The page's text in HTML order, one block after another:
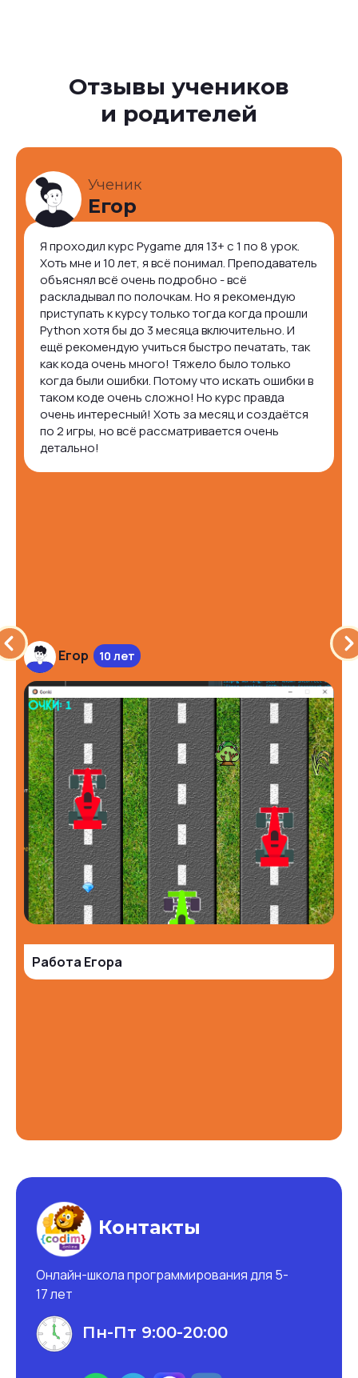
Отзывы учеников
и родителей
Ученик
Егор
Я проходил курс Pygame для 13+ с 1 по 8 урок.
Хоть мне и 10 лет, я всё понимал. Преподаватель
объяснял всё очень подробно - всё
раскладывал по полочкам. Но я рекомендую
приступать к курсу только тогда когда прошли
Python хотя бы до 3 месяца включительно. И
ещё рекомендую учиться быстро печатать, так
как кода очень много! Тяжело было только
когда были ошибки. Потому что искать ошибки в
таком коде очень сложно! Но курс правда
очень интересный! Хоть за месяц и создаётся
по 2 игры, но всё рассматривается очень
детально!
Егор 10 лет
Работа Егора
Контакты
Онлайн-школа программирования для 5-
17 лет
Пн-Пт 9:00-20:00